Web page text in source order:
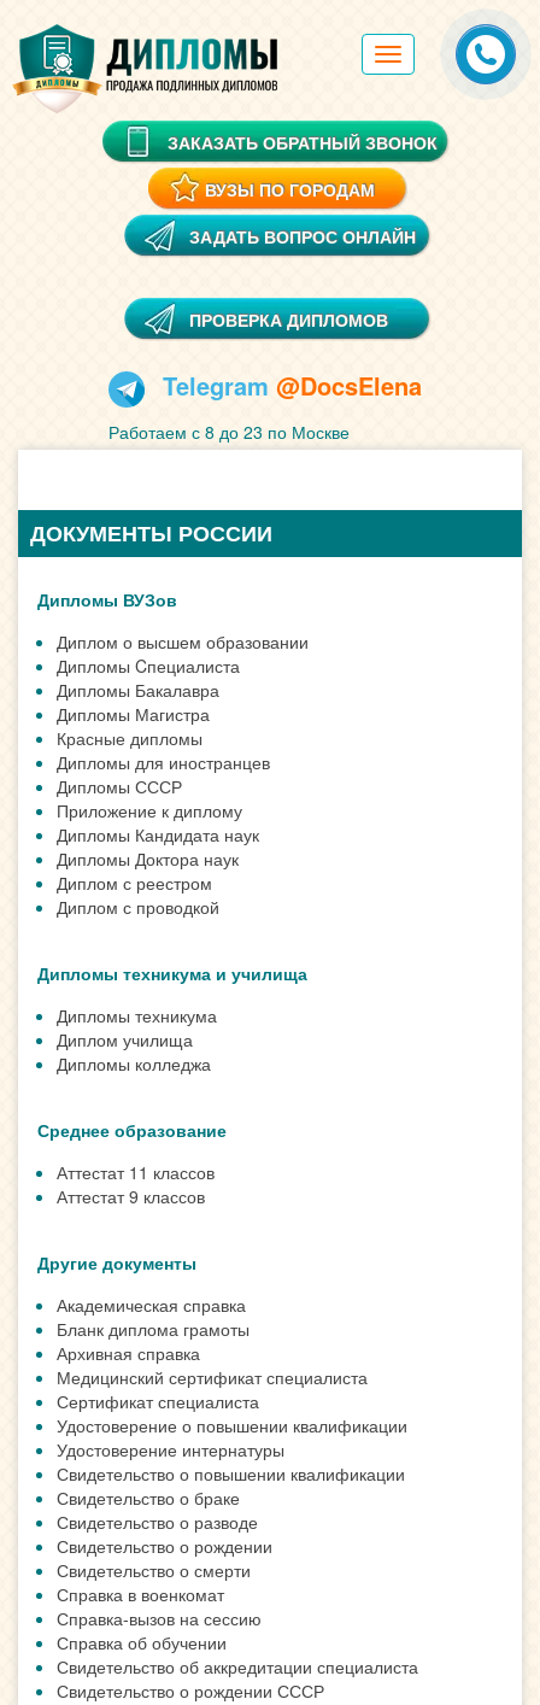
Toggle
navigation
ЗАКАЗАТЬ ОБРАТНЫЙ ЗВОНОК
ВУЗЫ ПО ГОРОДАМ
ЗАДАТЬ ВОПРОС ОНЛАЙН
ПРОВЕРКА ДИПЛОМОВ
Telegram @DocsElena
Работаем с 8 до 23 по Москве
ДОКУМЕНТЫ РОССИИ
Дипломы ВУЗов
Диплом о высшем образовании
Дипломы Cпециалиста
Дипломы Бакалавра
Дипломы Магистра
Красные дипломы
Дипломы для иностранцев
Дипломы СССР
Приложение к диплому
Дипломы Кандидата наук
Дипломы Доктора наук
Диплом с реестром
Диплом с проводкой
Дипломы техникума и училища
Дипломы техникума
Диплом училища
Дипломы колледжа
Среднее образование
Аттестат 11 классов
Аттестат 9 классов
Другие документы
Академическая справка
Бланк диплома грамоты
Архивная справка
Медицинский сертификат специалиста
Сертификат специалиста
Удостоверение о повышении квалификации
Удостоверение интернатуры
Свидетельство о повышении квалификации
Свидетельство о браке
Свидетельство о разводе
Свидетельство о рождении
Свидетельство о смерти
Справка в военкомат
Справка-вызов на сессию
Справка об обучении
Свидетельство об аккредитации специалиста
Свидетельство о рождении СССР